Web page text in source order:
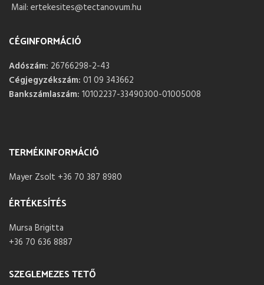
Mail: ertekesites@tectanovum.hu
CÉGINFORMÁCIÓ
Adószám: 26766298-2-43
Cégjegyzékszám: 01 09 343662
Bankszámlaszám: 10102237-33490300-01005008
TERMÉKINFORMÁCIÓ
Mayer Zsolt +36 70 387 8980
ÉRTÉKESÍTÉS
Mursa Brigitta
+36 70 636 8887
SZEGLEMEZES TETŐ